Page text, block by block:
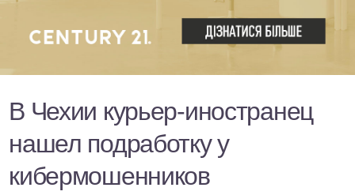
В Чехии курьер-иностранец
нашел подработку у
кибермошенников